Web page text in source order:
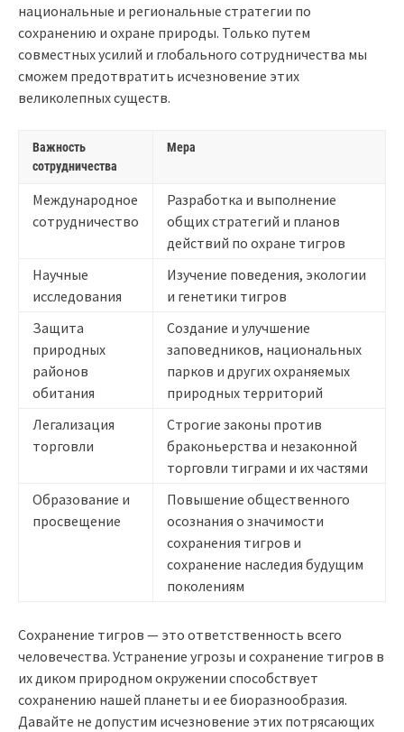
национальные и региональные стратегии по
сохранению и охране природы. Только путем
совместных усилий и глобального сотрудничества мы
сможем предотвратить исчезновение этих
великолепных существ.
Важность
сотрудничества
Мера
Международное
сотрудничество
Разработка и выполнение
общих стратегий и планов
действий по охране тигров
Научные
исследования
Изучение поведения, экологии
и генетики тигров
Защита
природных
районов
обитания
Создание и улучшение
заповедников, национальных
парков и других охраняемых
природных территорий
Легализация
торговли
Строгие законы против
браконьерства и незаконной
торговли тиграми и их частями
Образование и
просвещение
Повышение общественного
осознания о значимости
сохранения тигров и
сохранение наследия будущим
поколениям
Сохранение тигров — это ответственность всего
человечества. Устранение угрозы и сохранение тигров в
их диком природном окружении способствует
сохранению нашей планеты и ее биоразнообразия.
Давайте не допустим исчезновение этих потрясающих